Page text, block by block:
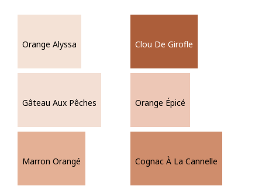
Orange Alyssa Clou De Girofle
Gâteau Aux Pêches Orange Épicé
Marron Orangé Cognac À La Cannelle